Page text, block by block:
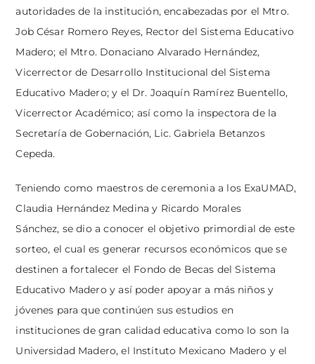
autoridades de la institución, encabezadas por el Mtro.
Job César Romero Reyes, Rector del Sistema Educativo
Madero; el Mtro. Donaciano Alvarado Hernández,
Vicerrector de Desarrollo Institucional del Sistema
Educativo Madero; y el Dr. Joaquín Ramírez Buentello,
Vicerrector Académico; así como la inspectora de la
Secretaría de Gobernación, Lic. Gabriela Betanzos
Cepeda.
Teniendo como maestros de ceremonia a los ExaUMAD,
Claudia Hernández Medina y Ricardo Morales
Sánchez, se dio a conocer el objetivo primordial de este
sorteo, el cual es generar recursos económicos que se
destinen a fortalecer el Fondo de Becas del Sistema
Educativo Madero y así poder apoyar a más niños y
jóvenes para que continúen sus estudios en
instituciones de gran calidad educativa como lo son la
Universidad Madero, el Instituto Mexicano Madero y el